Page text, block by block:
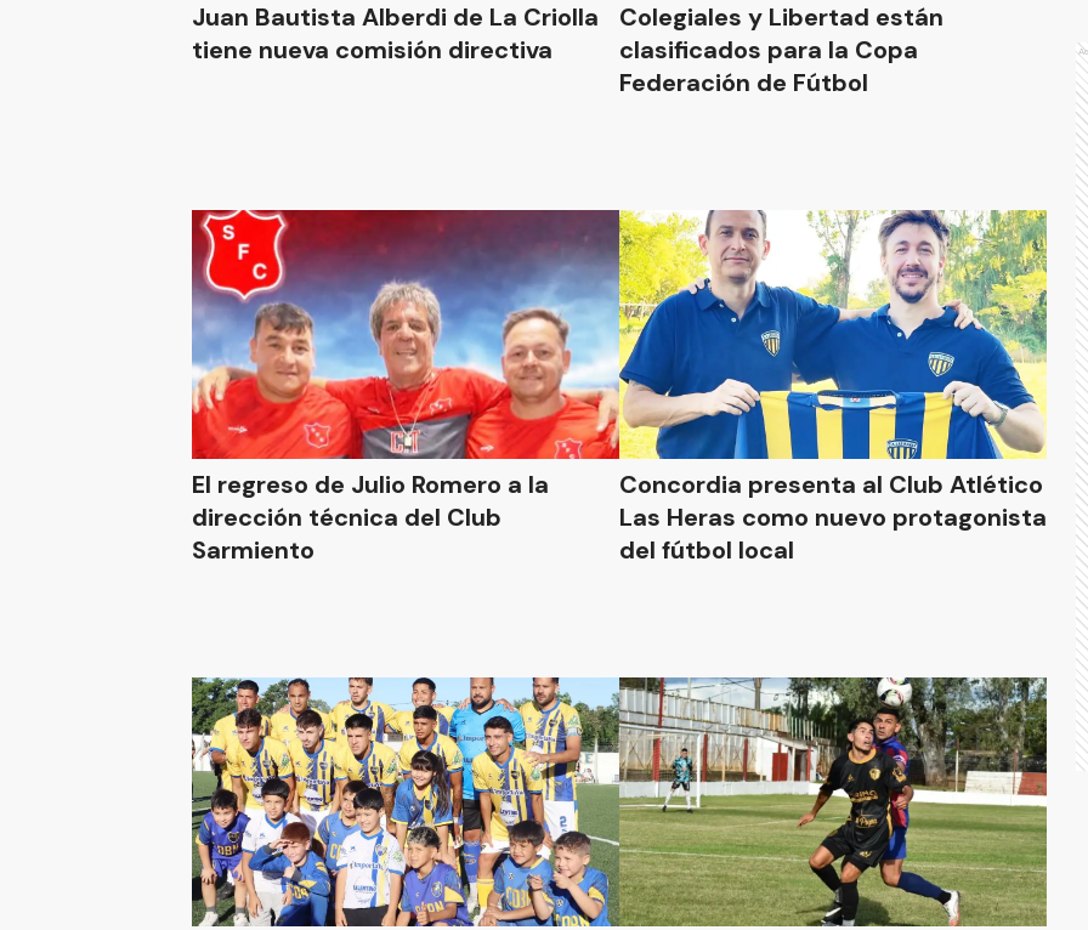
Juan Bautista Alberdi de La Criolla
tiene nueva comisión directiva
Colegiales y Libertad están
clasificados para la Copa
Federación de Fútbol
El regreso de Julio Romero a la
dirección técnica del Club
Sarmiento
Concordia presenta al Club Atlético
Las Heras como nuevo protagonista
del fútbol local